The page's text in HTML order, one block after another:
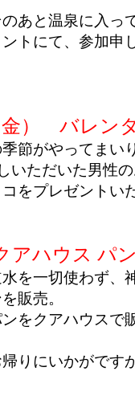
あと温泉に入っ
トにて、参加申
） バレン
節がやってまい
いただいた男性
をプレゼントい
ハウス パ
を一切使わず、
販売。
をクアハウスで
りにいかがですか